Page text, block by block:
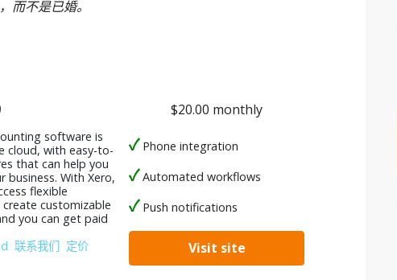
而不是已婚。
software is
cloud, with easy-to-
that can help you
business. With Xero,
flexible
customizable
you can get paid
联系我们 定价
$20.00 monthly
Phone integration
Automated workflows
Push notifications
Visit site